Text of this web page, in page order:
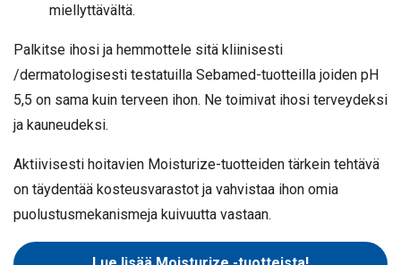
miellyttävältä.
Palkitse ihosi ja hemmottele sitä kliinisesti
/dermatologisesti testatuilla Sebamed-tuotteilla joiden pH
5,5 on sama kuin terveen ihon. Ne toimivat ihosi terveydeksi
ja kauneudeksi.
Aktiivisesti hoitavien Moisturize-tuotteiden tärkein tehtävä
on täydentää kosteusvarastot ja vahvistaa ihon omia
puolustusmekanismeja kuivuutta vastaan.